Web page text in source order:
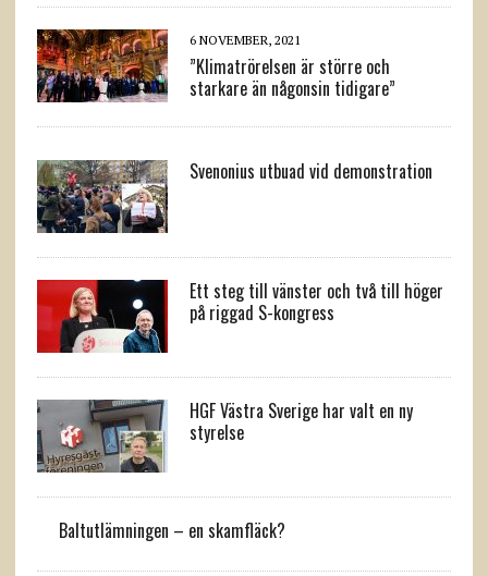
6 NOVEMBER, 2021
”Klimatrörelsen är större och
starkare än någonsin tidigare”
Svenonius utbuad vid demonstration
Ett steg till vänster och två till höger
på riggad S-kongress
HGF Västra Sverige har valt en ny
styrelse
Baltutlämningen – en skamfläck?